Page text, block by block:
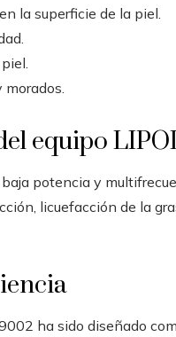
la superficie de la piel.
morados.
equipo
baja potencia y
licuefacción de la
ha sido diseñado